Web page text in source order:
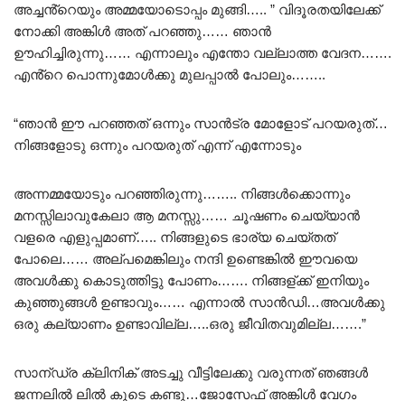
അച്ചൻ്റെയും അമ്മയോടൊപ്പം മുങ്ങി….. ” വിദൂരതയിലേക്ക്
നോക്കി അങ്കിൾ അത് പറഞ്ഞു…… ഞാൻ
ഊഹിച്ചിരുന്നു…… എന്നാലും എന്തോ വല്ലാത്ത വേദന…….
എൻ്റെ പൊന്നുമോൾക്കു മുലപ്പാൽ പോലും……..
“ഞാൻ ഈ പറഞ്ഞത് ഒന്നും സാൻട്ര മോളോട് പറയരുത്…
നിങ്ങളോടു ഒന്നും പറയരുത് എന്ന് എന്നോടും
അന്നമ്മയോടും പറഞ്ഞിരുന്നു…….. നിങ്ങൾക്കൊന്നും
മനസ്സിലാവുകേലാ ആ മനസ്സു…… ചൂഷണം ചെയ്യാൻ
വളരെ എളുപ്പമാണ്….. നിങ്ങളുടെ ഭാര്യ ചെയ്തത്
പോലെ…… അല്പമെങ്കിലും നന്ദി ഉണ്ടെങ്കിൽ ഈവയെ
അവൾക്കു കൊടുത്തിട്ടു പോണം……. നിങ്ങള്ക്ക് ഇനിയും
കുഞ്ഞുങ്ങൾ ഉണ്ടാവും…… എന്നാൽ സാൻഡി…അവൾക്കു
ഒരു കല്യാണം ഉണ്ടാവില്ല…..ഒരു ജീവിതവുമില്ല…….”
സാന്ഡ്ര ക്ലിനിക് അടച്ചു വീട്ടിലേക്കു വരുന്നത് ഞങ്ങൾ
ജന്നലിൽ ലിൽ കൂടെ കണ്ടു…ജോസേഫ് അങ്കിൾ വേഗം